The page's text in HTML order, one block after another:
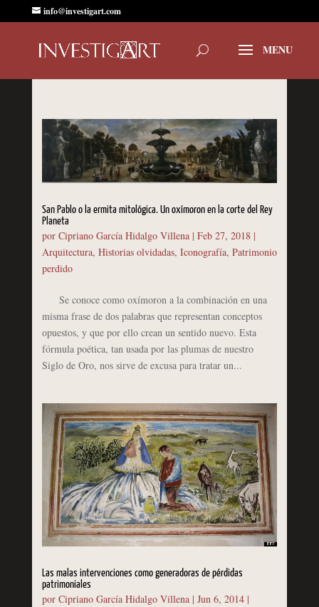
info@investigart.com
San Pablo o la ermita mitológica. Un oxímoron en la corte del Rey
Planeta
por Cipriano García Hidalgo Villena| Feb 27, 2018|
Arquitectura, Historias olvidadas, Iconografía, Patrimonio
perdido
Se conoce como oxímoron a la combinación en una
misma frase de dos palabras que representan conceptos
opuestos, y que por ello crean un sentido nuevo. Esta
fórmula poética, tan usada por las plumas de nuestro
Siglo de Oro, nos sirve de excusa para tratar un...
Las malas intervenciones como generadoras de pérdidas
patrimoniales
por Cipriano García Hidalgo Villena| Jun 6, 2014|